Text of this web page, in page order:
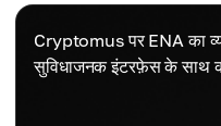
Cryptomus पर ENA का
सुविधाजनक इंटरफ़ेस के साथ